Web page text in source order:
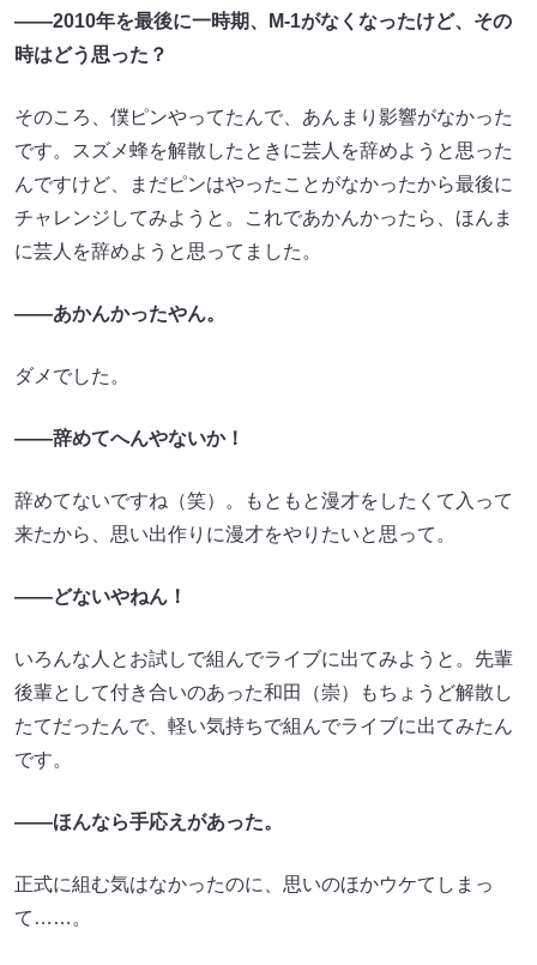
――2010年を最後に一時期、M-1がなくなったけど、その
時はどう思った？
そのころ、僕ピンやってたんで、あんまり影響がなかった
です。スズメ蜂を解散したときに芸人を辞めようと思った
んですけど、まだピンはやったことがなかったから最後に
チャレンジしてみようと。これであかんかったら、ほんま
に芸人を辞めようと思ってました。
――あかんかったやん。
ダメでした。
――辞めてへんやないか！
辞めてないですね（笑）。もともと漫才をしたくて入って
来たから、思い出作りに漫才をやりたいと思って。
――どないやねん！
いろんな人とお試しで組んでライブに出てみようと。先輩
後輩として付き合いのあった和田（崇）もちょうど解散し
たてだったんで、軽い気持ちで組んでライブに出てみたん
です。
――ほんなら手応えがあった。
正式に組む気はなかったのに、思いのほかウケてしまっ
て……。